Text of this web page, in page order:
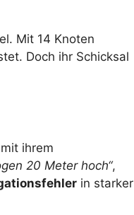
Mit 14 Knoten
Doch ihr Schicksal
ihrem
20 Meter hoch“,
in starker